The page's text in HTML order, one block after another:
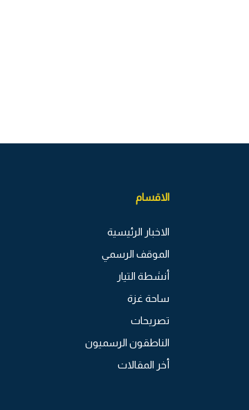
الاقسام
الاخبار الرئيسية
الموقف الرسمي
أنشطة التيار
ساحة غزة
تصريحات
الناطقون الرسميون
أخر المقالات